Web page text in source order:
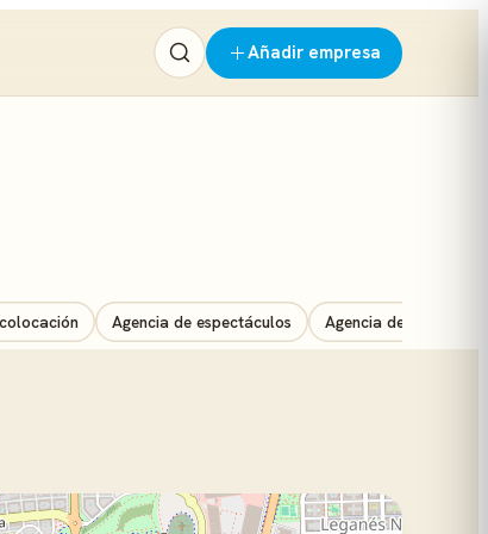
Añadir empresa
Agencia de espectáculos Agencia de marketing